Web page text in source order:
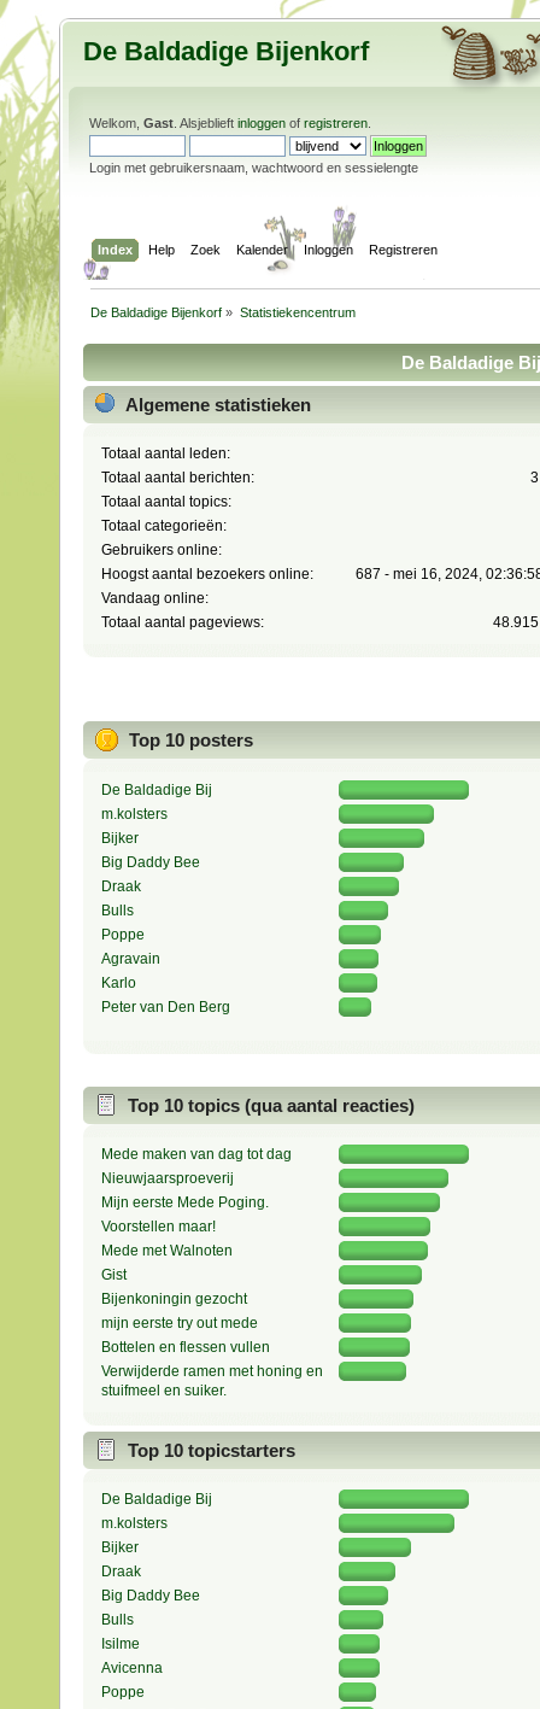
De Baldadige Bijenkorf
Welkom, Gast . Alsjeblieft inloggen of registreren
Login met gebruikersnaam, wachtwoord en sessielengte
Index Help Zoek Kalender Inloggen Registreren
De Baldadige Bijenkorf » Statistiekencentrum
De Baldadige
Algemene statistieken
Totaal aantal leden:
Totaal aantal berichten:
Totaal aantal topics:
Totaal categorieën:
Gebruikers online:
Hoogst aantal bezoekers online:
687 - mei 16, 2024,
Vandaag online:
Totaal aantal pageviews:
Top 10 posters
De Baldadige Bij
m.kolsters
Bijker
Big Daddy Bee
Draak
Bulls
Poppe
Agravain
Karlo
Peter van Den Berg
Top 10 topics (qua aantal reacties)
Mede maken van dag tot dag
Nieuwjaarsproeverij
Mijn eerste Mede Poging.
Voorstellen maar!
Mede met Walnoten
Gist
Bijenkoningin gezocht
mijn eerste try out mede
Bottelen en flessen vullen
Verwijderde ramen met honing en
stuifmeel en suiker.
Top 10 topicstarters
De Baldadige Bij
m.kolsters
Bijker
Draak
Big Daddy Bee
Bulls
Isilme
Avicenna
Poppe